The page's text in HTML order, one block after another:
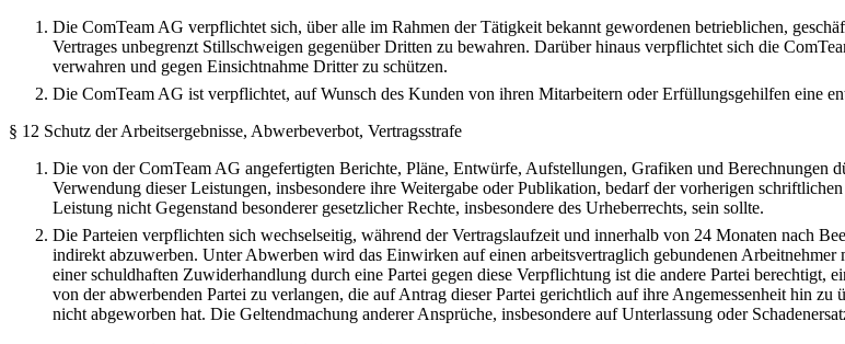
Die ComTeam AG verpflichtet sich, über alle im Rahmen der Tätigkeit bekannt gewordenen betrieblichen,
Vertrages unbegrenzt Stillschweigen gegenüber Dritten zu bewahren. Darüber hinaus verpflichtet sich die
verwahren und gegen Einsichtnahme Dritter zu schützen.
Die ComTeam AG ist verpflichtet, auf Wunsch des Kunden von ihren Mitarbeitern oder Erfüllungsgehilfen eine
§ 12 Schutz der Arbeitsergebnisse, Abwerbeverbot, Vertragsstrafe
Die von der ComTeam AG angefertigten Berichte, Pläne, Entwürfe, Aufstellungen, Grafiken und Berechnungen
Verwendung dieser Leistungen, insbesondere ihre Weitergabe oder Publikation, bedarf der vorherigen
Leistung nicht Gegenstand besonderer gesetzlicher Rechte, insbesondere des Urheberrechts, sein sollte.
Die Parteien verpflichten sich wechselseitig, während der Vertragslaufzeit und innerhalb von 24 Monaten nach
indirekt abzuwerben. Unter Abwerben wird das Einwirken auf einen arbeitsvertraglich gebundenen
einer schuldhaften Zuwiderhandlung durch eine Partei gegen diese Verpflichtung ist die andere Partei berechtigt,
von der abwerbenden Partei zu verlangen, die auf Antrag dieser Partei gerichtlich auf ihre Angemessenheit hin
nicht abgeworben hat. Die Geltendmachung anderer Ansprüche, insbesondere auf Unterlassung oder